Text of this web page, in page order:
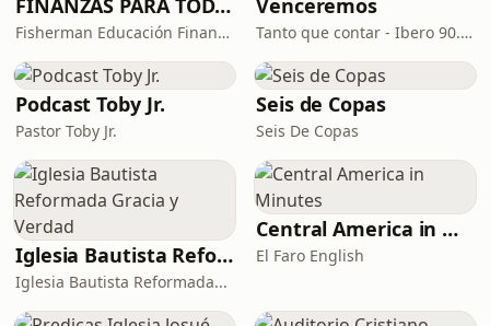
más personales que transform
FINANZAS PARA TODOS
Fisherman Educación Financiera
Venceremos
Tanto que contar - Ibero 90.9 - Casa centroamérica
Podcast Toby Jr.
Pastor Toby Jr.
Seis de Copas
Seis De Copas
Iglesia Bautista Reformada Gracia y Verdad
Iglesia Bautista Reformada...
Central America in Minutes
El Faro English